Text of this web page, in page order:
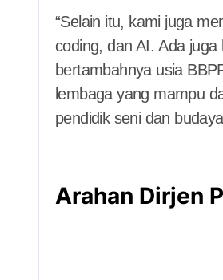
“Selain itu, kami juga
coding, dan AI. Ada
bertambahnya usia
lembaga yang mampu
pendidik seni dan
Arahan Dirjen